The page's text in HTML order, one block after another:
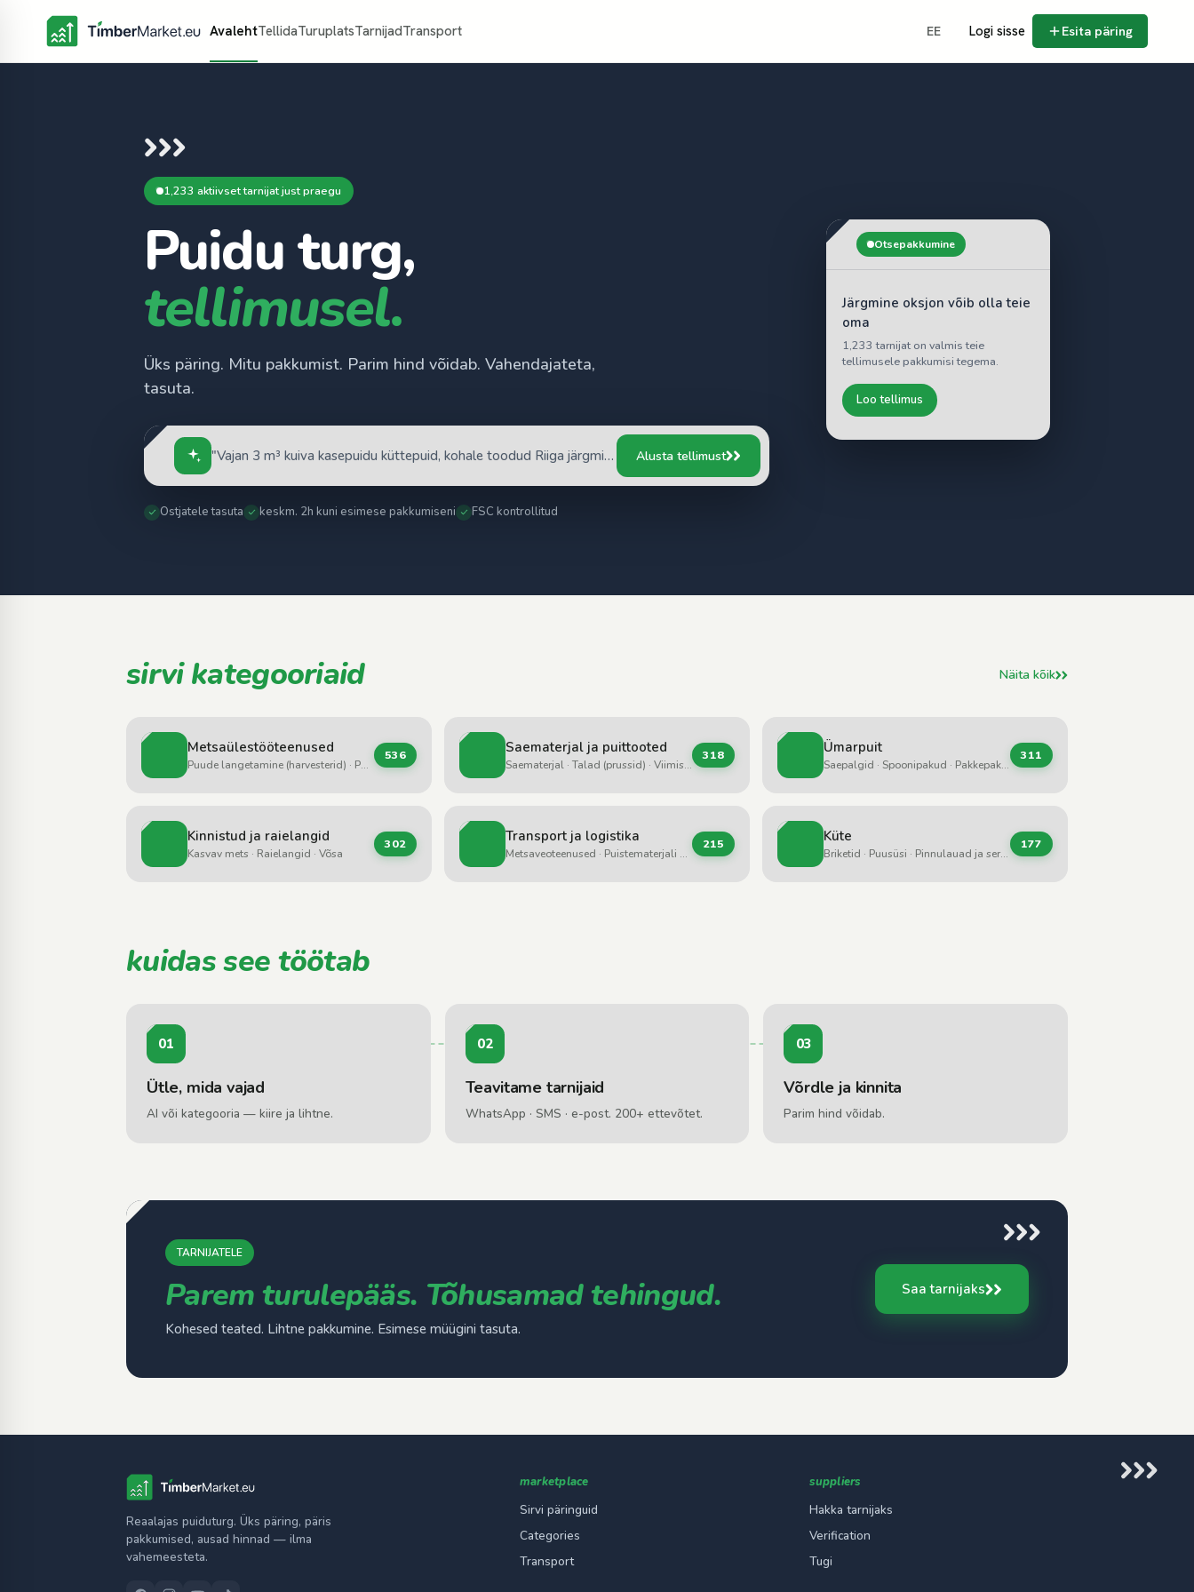
AvalehtTellidaTuruplatsTarnijadTransport EE Logi sisse Esita päring
1,233 aktiivset tarnijat just praegu
Puidu turg,
tellimusel.
Üks päring. Mitu pakkumist. Parim hind võidab. Vahendajateta,
tasuta.
"Vajan 3 m³ kuiva kasepuidu küttepuid, kohale toodud Riiga järgmisel nädalal" Alusta tellimust
Ostjatele tasuta keskm. 2h kuni esimese pakkumiseni FSC kontrollitud
Otsepakkumine
Järgmine oksjon võib olla teie
oma
1,233 tarnijat on valmis teie
tellimusele pakkumisi tegema.
Loo tellimus
sirvi kategooriaid Näita kõik
Metsaülestööteenused
Puude langetamine (harvesterid) · Puude langetamine (saemehed, kettsaed) · Kokkuvedu / väljavedu (forvarderid)
536 Saematerjal ja puittooted
Saematerjal · Talad (prussid) · Viimistluslauad
318 Ümarpuit
Saepalgid · Spoonipakud · Pakkepakud
311
Kinnistud ja raielangid
Kasvav mets · Raielangid · Võsa
302 Transport ja logistika
Metsaveoteenused · Puistematerjali vedu · Treileri / veduki teenused
215 Küte
Briketid · Puusüsi · Pinnulauad ja servad
177
kuidas see töötab
01
Ütle, mida vajad
AI või kategooria — kiire ja lihtne.
02
Teavitame tarnijaid
WhatsApp · SMS · e-post. 200+ ettevõtet.
03
Võrdle ja kinnita
Parim hind võidab.
TARNIJATELE
Parem turulepääs. Tõhusamad tehingud.
Kohesed teated. Lihtne pakkumine. Esimese müügini tasuta.
Saa tarnijaks
Reaalajas puiduturg. Üks päring, päris
pakkumised, ausad hinnad — ilma
vahemeesteta.
marketplace
Sirvi päringuid
Categories
Transport
suppliers
Hakka tarnijaks
Verification
Tugi